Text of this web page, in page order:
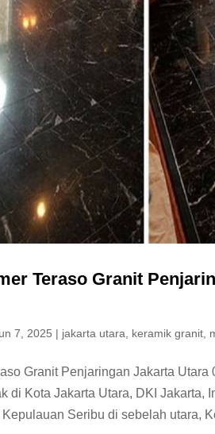
Teraso Granit
7, 2025 | jakarta utara keramik granit
Granit Penjaringan Jakarta
di Kota Jakarta Utara, DKI Jakarta,
Seribu di sebelah utara,